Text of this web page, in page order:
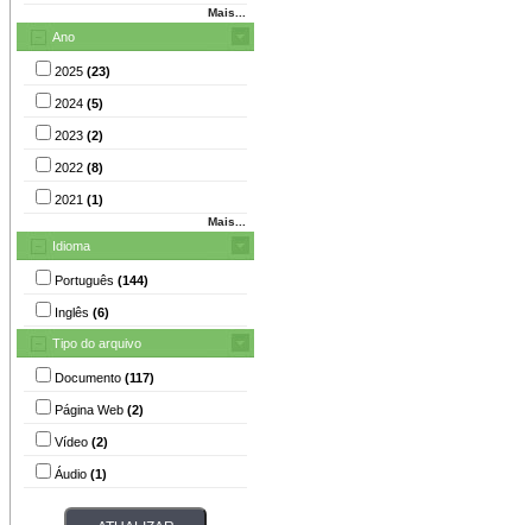
Mais...
Ano
2025 (23)
2024 (5)
2023 (2)
2022 (8)
2021 (1)
Mais...
Idioma
Português (144)
Inglês (6)
Tipo do arquivo
Documento (117)
Página Web (2)
Vídeo (2)
Áudio (1)